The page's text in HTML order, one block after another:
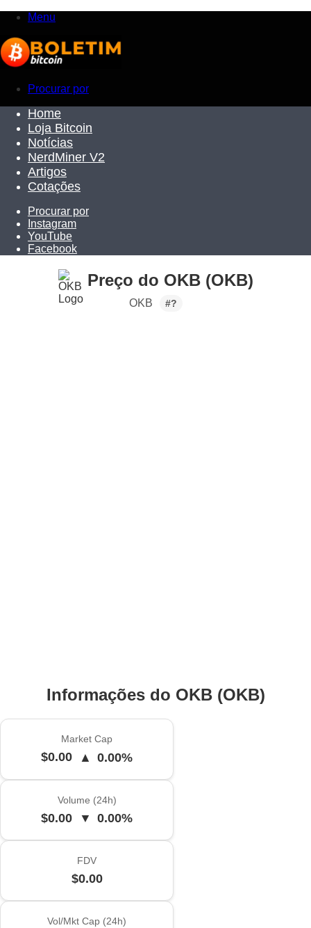
Menu
Procurar por
Home
Loja Bitcoin
Notícias
NerdMiner V2
Artigos
Cotações
Procurar por
Instagram
YouTube
Facebook
Preço do OKB (OKB)
OKB #?
Informações do OKB (OKB)
Market Cap
$0.00 ▲ 0.00%
Volume (24h)
$0.00 ▼ 0.00%
FDV
$0.00
Vol/Mkt Cap (24h)